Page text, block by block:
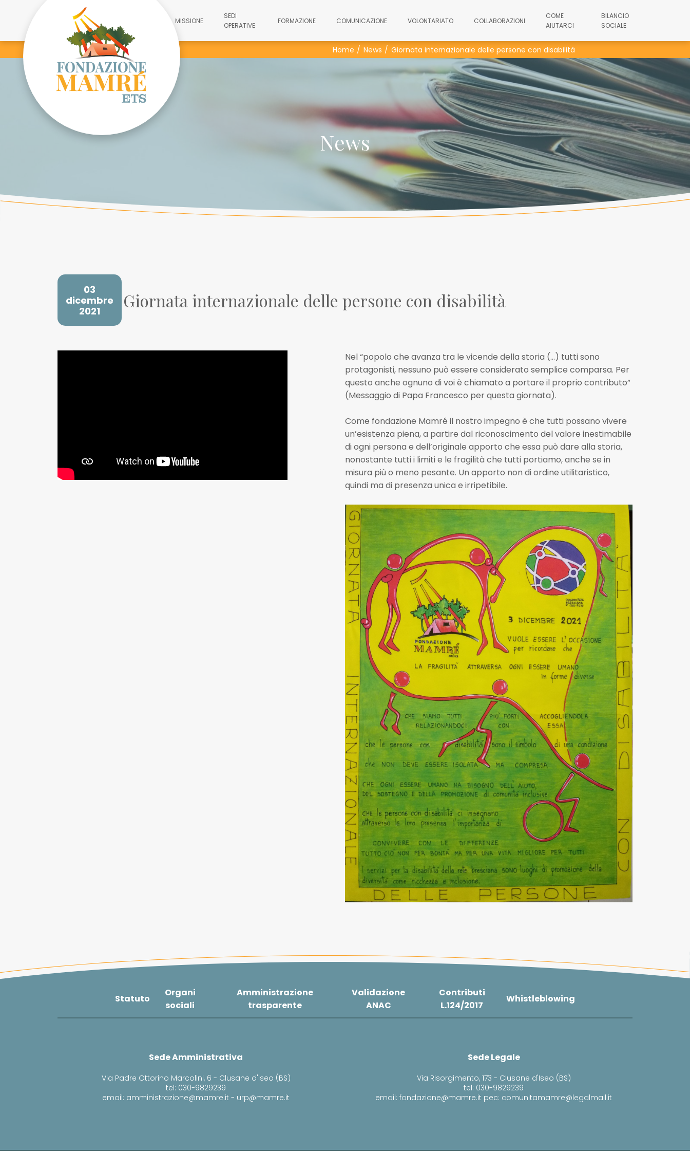
MISSIONE
SEDI
OPERATIVE
FORMAZIONE COMUNICAZIONE VOLONTARIATO COLLABORAZIONI
COME
AIUTARCI
BILANCIO
SOCIALE
Home News Giornata internazionale delle persone con disabilità
News
03
dicembre
2021
Giornata internazionale delle persone con disabilità
Nel “popolo che avanza tra le vicende della storia (…) tutti sono
protagonisti, nessuno può essere considerato semplice comparsa. Per
questo anche ognuno di voi è chiamato a portare il proprio contributo”
(Messaggio di Papa Francesco per questa giornata).
Come fondazione Mamré il nostro impegno è che tutti possano vivere
un’esistenza piena, a partire dal riconoscimento del valore inestimabile
di ogni persona e dell’originale apporto che essa può dare alla storia,
nonostante tutti i limiti e le fragilità che tutti portiamo, anche se in
misura più o meno pesante. Un apporto non di ordine utilitaristico,
quindi ma di presenza unica e irripetibile.
Statuto
Organi
sociali
Amministrazione
trasparente
Validazione
ANAC
Contributi
L.124/2017
Whistleblowing
Sede Amministrativa
Via Padre Ottorino Marcolini, 6 - Clusane d'Iseo (BS)
tel: 030-9829239
email: amministrazione@mamre.it - urp@mamre.it
Sede Legale
Via Risorgimento, 173 - Clusane d'Iseo (BS)
tel: 030-9829239
email: fondazione@mamre.it pec: comunitamamre@legalmail.it